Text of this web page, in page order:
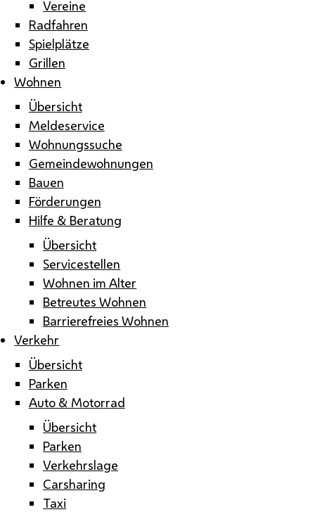
Vereine
Radfahren
Spielplätze
Grillen
Wohnen
Übersicht
Meldeservice
Wohnungssuche
Gemeindewohnungen
Bauen
Förderungen
Hilfe & Beratung
Übersicht
Servicestellen
Wohnen im Alter
Betreutes Wohnen
Barrierefreies Wohnen
Verkehr
Übersicht
Parken
Auto & Motorrad
Übersicht
Parken
Verkehrslage
Carsharing
Taxi